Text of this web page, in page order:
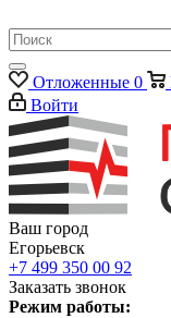
Отложенные 0
Войти
Ваш город
Егорьевск
+7 499 350 00 92
Заказать звонок
Режим работы: